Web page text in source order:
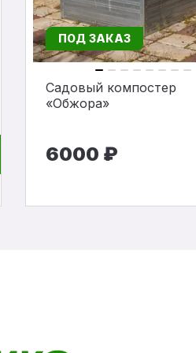
ПОД ЗАКАЗ
Садовый компостер
«Обжора»
6000 ₽